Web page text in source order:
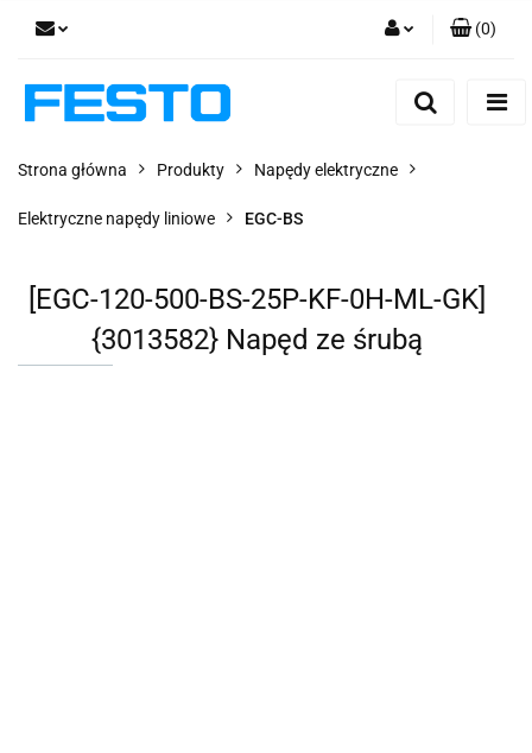
Dodaj zgłoszenie
(0)
Strona główna Produkty Napędy elektryczne
Elektryczne napędy liniowe EGC-BS
[EGC-120-500-BS-25P-KF-0H-ML-GK]
{3013582} Napęd ze śrubą